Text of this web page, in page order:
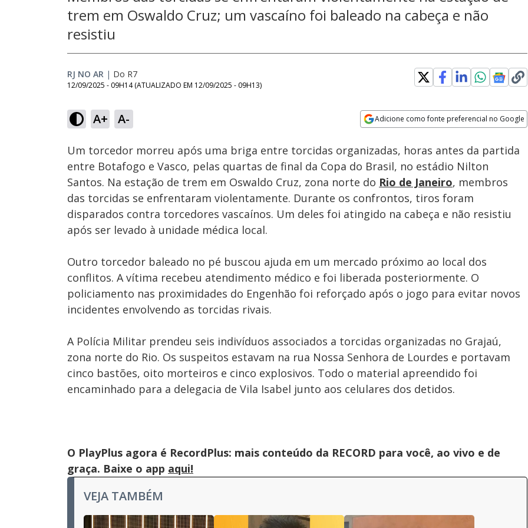
trem em Oswaldo Cruz; um vascaíno foi baleado na cabeça e não
resistiu
RJ NO AR | Do R7
12/09/2025 - 09H14 (ATUALIZADO EM 12/09/2025 - 09H13)
A+ A- Adicione como fonte preferencial no Google
Ativar
Som
Velocidade
Um torcedor morreu após uma briga entre torcidas organizadas, horas antes da partida
entre Botafogo e Vasco, pelas quartas de final da Copa do Brasil, no estádio Nilton
Santos. Na estação de trem em Oswaldo Cruz, zona norte do Rio de Janeiro, membros
das torcidas se enfrentaram violentamente. Durante os confrontos, tiros foram
disparados contra torcedores vascaínos. Um deles foi atingido na cabeça e não resistiu
após ser levado à unidade médica local.
Outro torcedor baleado no pé buscou ajuda em um mercado próximo ao local dos
conflitos. A vítima recebeu atendimento médico e foi liberada posteriormente. O
policiamento nas proximidades do Engenhão foi reforçado após o jogo para evitar novos
incidentes envolvendo as torcidas rivais.
A Polícia Militar prendeu seis indivíduos associados a torcidas organizadas no Grajaú,
zona norte do Rio. Os suspeitos estavam na rua Nossa Senhora de Lourdes e portavam
cinco bastões, oito morteiros e cinco explosivos. Todo o material apreendido foi
encaminhado para a delegacia de Vila Isabel junto aos celulares dos detidos.
O PlayPlus agora é RecordPlus: mais conteúdo da RECORD para você, ao vivo e de
graça. Baixe o app aqui!
VEJA TAMBÉM